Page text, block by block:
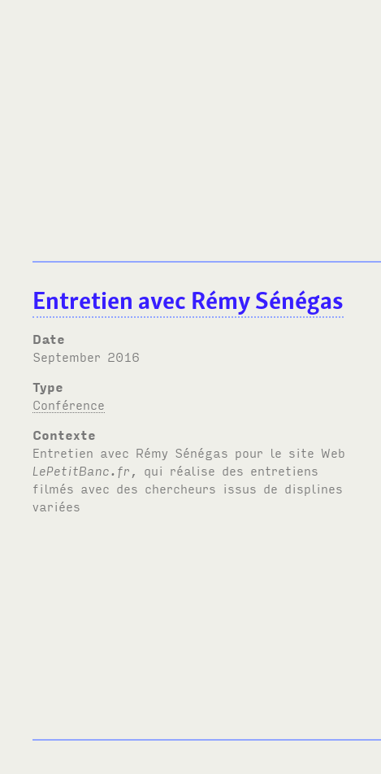
Entretien avec Rémy Sénégas
Date
September 2016
Type
Conférence
Contexte
Entretien avec Rémy Sénégas pour le site Web
LePetitBanc.fr , qui réalise des entretiens
filmés avec des chercheurs issus de displines
variées